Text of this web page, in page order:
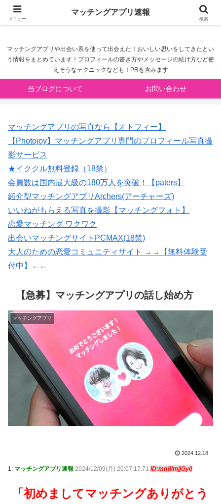
マッチングアプリ速報
マッチングアプリや出会い系を使って出会えた！おいしい思いをしてきたとい
う情報をまとめています！プロフィールの書き方やメッセージの続け方など使
えそうなテクニックなども！PRを含みます
当ブログについて お問い合わせ
マッチングアプリの写真なら【オトフィー】
【Photojoy】マッチングアプリ専門のプロフィール写真撮
影サービス
★イククル無料登録（18禁）
会員数は国内最大級の180万人を突破！【paters】
紹介型マッチングアプリArchers(アーチャーズ)
いいねがもらえる写真を撮影【マッチングフォト】
恋愛マッチング ワクワク
出会いマッチングサイトPCMAX(18禁)
大人のための恋愛コミュニティサイト →→【無料体験受
付中】←←
集/R18
【急募】マッチングアプリの話し始め方
マッチングアプリ
2024.12.18
1: マッチングアプリ速報 2024/12/09(月) 20:07:17.71 ID:mnWmjjGy0
「初めましてマッチングありがとう
メニュー
マッチングアプリ速報
検索